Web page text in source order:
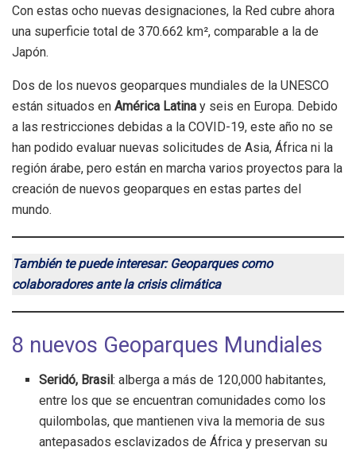
Con estas ocho nuevas designaciones, la Red cubre ahora
una superficie total de 370.662 km², comparable a la de
Japón.
Dos de los nuevos geoparques mundiales de la UNESCO
están situados en América Latina y seis en Europa. Debido
a las restricciones debidas a la COVID-19, este año no se
han podido evaluar nuevas solicitudes de Asia, África ni la
región árabe, pero están en marcha varios proyectos para la
creación de nuevos geoparques en estas partes del
mundo.
También te puede interesar: Geoparques como
colaboradores ante la crisis climática
8 nuevos Geoparques Mundiales
Seridó, Brasil: alberga a más de 120,000 habitantes,
entre los que se encuentran comunidades como los
quilombolas, que mantienen viva la memoria de sus
antepasados esclavizados de África y preservan su